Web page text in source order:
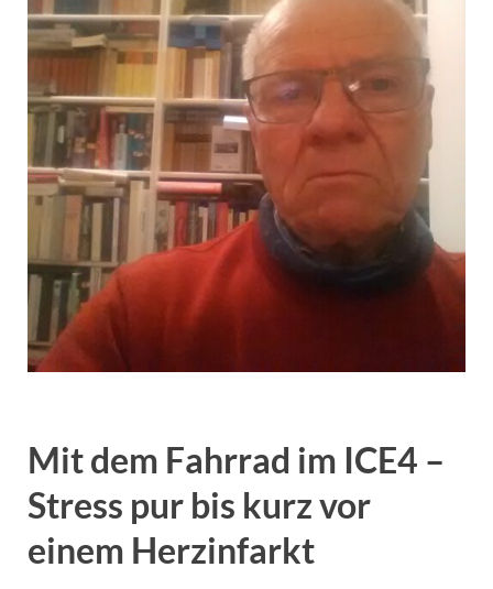
Mit dem Fahrrad im ICE4 –
Stress pur bis kurz vor
einem Herzinfarkt